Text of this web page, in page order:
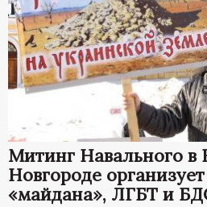
Митинг Навального
Новгороде
«майдана», ЛГБТ и